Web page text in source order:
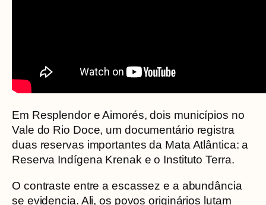
Em Resplendor e Aimorés, dois municípios no
Vale do Rio Doce, um documentário registra
duas reservas importantes da Mata Atlântica: a
Reserva Indígena Krenak e o Instituto Terra.
O contraste entre a escassez e a abundância
se evidencia. Ali, os povos originários lutam